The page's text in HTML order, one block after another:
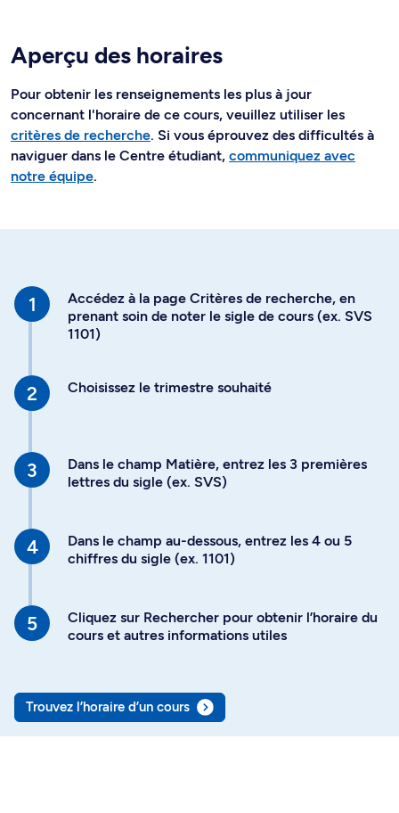
Aperçu des horaires
Pour obtenir les renseignements les plus à jour
concernant l'horaire de ce cours, veuillez utiliser les
critères de recherche. Si vous éprouvez des difficultés à
naviguer dans le Centre étudiant, communiquez avec
notre équipe.
Accédez à la page Critères de recherche, en
prenant soin de noter le sigle de cours (ex. SVS
1101)
Choisissez le trimestre souhaité
Dans le champ Matière, entrez les 3 premières
lettres du sigle (ex. SVS)
Dans le champ au-dessous, entrez les 4 ou 5
chiffres du sigle (ex. 1101)
Cliquez sur Rechercher pour obtenir l’horaire du
cours et autres informations utiles
Trouvez l’horaire d’un cours